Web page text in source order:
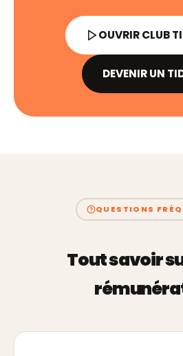
OUVRIR CLUB
DEVENIR UN
QUESTIONS
Tout savoir